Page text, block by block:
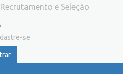
Recrutamento e Seleção
se